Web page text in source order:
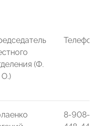
(Ф.
Телефон
8-908-